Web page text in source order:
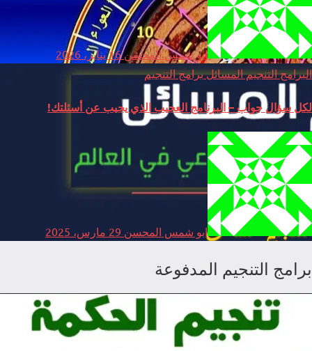
ابو شمس المحسن16 يناير، 2026
البرامجالتنجيمالمسائلبرامج التنجيم
لكل سؤال جواب – البرنامج العجيب الذي يجيب عن أسئلتك!
ابو شمس المحسن 29 مارس، 2025
برامج التنجيم المدفوعة